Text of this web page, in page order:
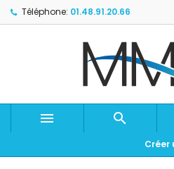
Téléphone: 01.48.91.20.66
 
Créer